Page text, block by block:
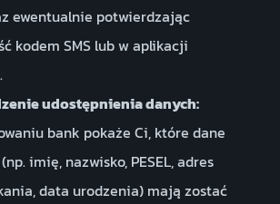
ewentualnie potwierdzając
kodem SMS lub w aplikacji
udostępnienia danych:
bank pokaże Ci, które dane
imię, nazwisko, PESEL, adres
data urodzenia) mają zostać